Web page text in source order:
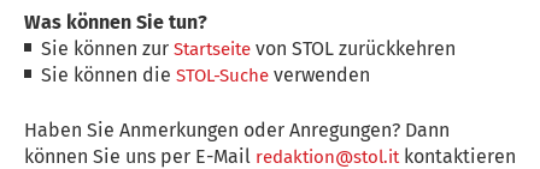
Was können Sie tun?
Sie können zurStartseite von STOL zurückkehren
Sie können dieSTOL-Suche verwenden
Haben Sie Anmerkungen oder Anregungen? Dann
können Sie uns per E-Mail redaktion@stol.itkontaktieren